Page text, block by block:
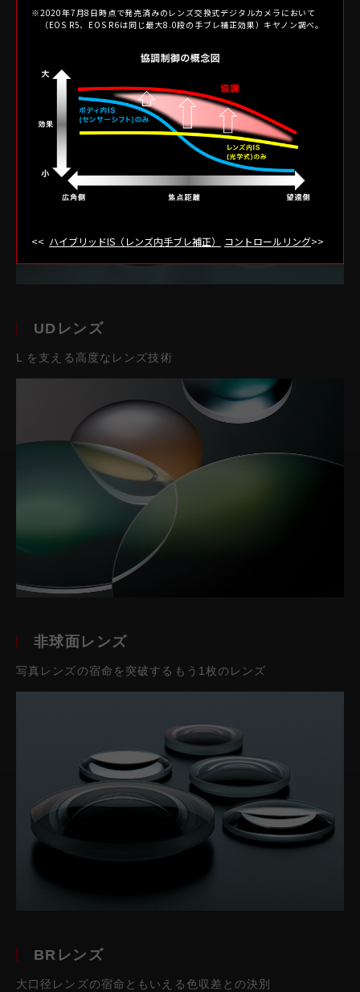
※2020年7月8日時点で発売済みのレンズ交換式デジタルカメラにおいて
（EOS R5、EOS R6は同じ最大8.0段の手ブレ補正効果）キヤノン調べ。
ハイブリッドIS（レンズ内手ブレ補正） コントロールリング
蛍石
UDレンズ
L を支える高度なレンズ技術
非球面レンズ
写真レンズの宿命を突破するもう1枚のレンズ
BRレンズ
大口径レンズの宿命ともいえる色収差との決別